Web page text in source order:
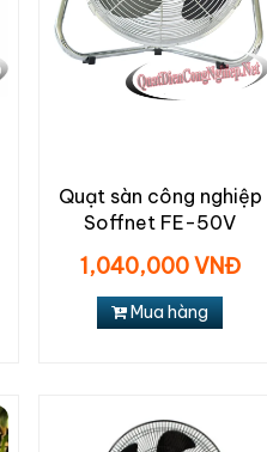
Quạt sàn công nghiệp
Soffnet FE-50V
1,040,000 VNĐ
Mua hàng